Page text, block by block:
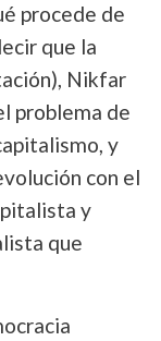
procede de
que la
Nikfar
problema de
y
con el
y
que